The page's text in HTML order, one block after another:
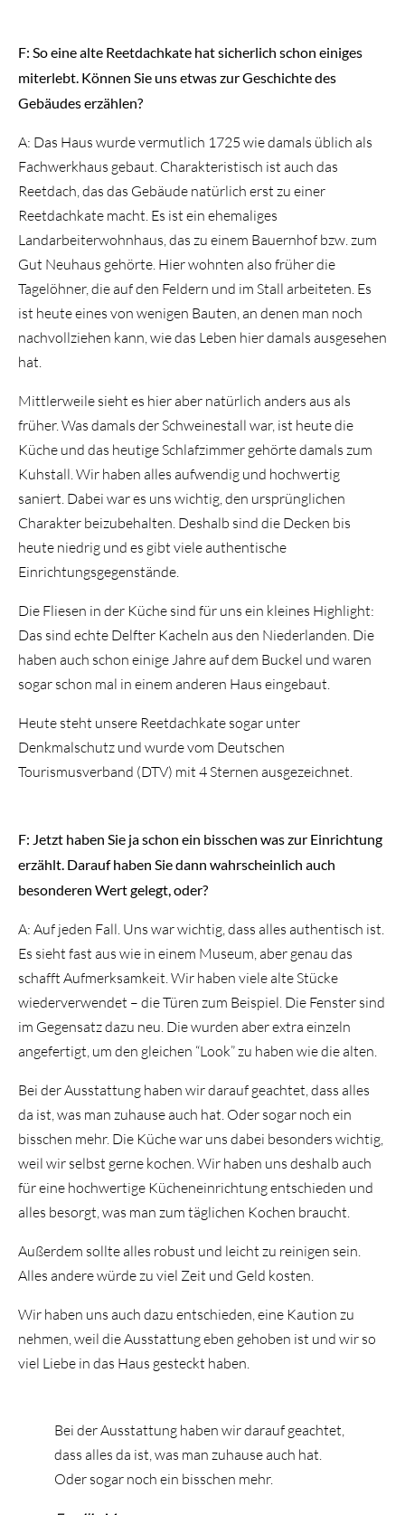
F: So eine alte Reetdachkate hat sicherlich schon einiges
miterlebt. Können Sie uns etwas zur Geschichte des
Gebäudes erzählen?
A: Das Haus wurde vermutlich 1725 wie damals üblich als
Fachwerkhaus gebaut. Charakteristisch ist auch das
Reetdach, das das Gebäude natürlich erst zu einer
Reetdachkate macht. Es ist ein ehemaliges
Landarbeiterwohnhaus, das zu einem Bauernhof bzw. zum
Gut Neuhaus gehörte. Hier wohnten also früher die
Tagelöhner, die auf den Feldern und im Stall arbeiteten. Es
ist heute eines von wenigen Bauten, an denen man noch
nachvollziehen kann, wie das Leben hier damals ausgesehen
hat.
Mittlerweile sieht es hier aber natürlich anders aus als
früher. Was damals der Schweinestall war, ist heute die
Küche und das heutige Schlafzimmer gehörte damals zum
Kuhstall. Wir haben alles aufwendig und hochwertig
saniert. Dabei war es uns wichtig, den ursprünglichen
Charakter beizubehalten. Deshalb sind die Decken bis
heute niedrig und es gibt viele authentische
Einrichtungsgegenstände.
Die Fliesen in der Küche sind für uns ein kleines Highlight:
Das sind echte Delfter Kacheln aus den Niederlanden. Die
haben auch schon einige Jahre auf dem Buckel und waren
sogar schon mal in einem anderen Haus eingebaut.
Heute steht unsere Reetdachkate sogar unter
Denkmalschutz und wurde vom Deutschen
Tourismusverband (DTV) mit 4 Sternen ausgezeichnet.
F: Jetzt haben Sie ja schon ein bisschen was zur Einrichtung
erzählt. Darauf haben Sie dann wahrscheinlich auch
besonderen Wert gelegt, oder?
A: Auf jeden Fall. Uns war wichtig, dass alles authentisch ist.
Es sieht fast aus wie in einem Museum, aber genau das
schafft Aufmerksamkeit. Wir haben viele alte Stücke
wiederverwendet – die Türen zum Beispiel. Die Fenster sind
im Gegensatz dazu neu. Die wurden aber extra einzeln
angefertigt, um den gleichen “Look” zu haben wie die alten.
Bei der Ausstattung haben wir darauf geachtet, dass alles
da ist, was man zuhause auch hat. Oder sogar noch ein
bisschen mehr. Die Küche war uns dabei besonders wichtig,
weil wir selbst gerne kochen. Wir haben uns deshalb auch
für eine hochwertige Kücheneinrichtung entschieden und
alles besorgt, was man zum täglichen Kochen braucht.
Außerdem sollte alles robust und leicht zu reinigen sein.
Alles andere würde zu viel Zeit und Geld kosten.
Wir haben uns auch dazu entschieden, eine Kaution zu
nehmen, weil die Ausstattung eben gehoben ist und wir so
viel Liebe in das Haus gesteckt haben.
Bei der Ausstattung haben wir darauf geachtet,
dass alles da ist, was man zuhause auch hat.
Oder sogar noch ein bisschen mehr.